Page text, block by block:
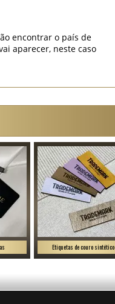
encontrar o país de
vai aparecer, neste caso
Etiquetas de couro sintético